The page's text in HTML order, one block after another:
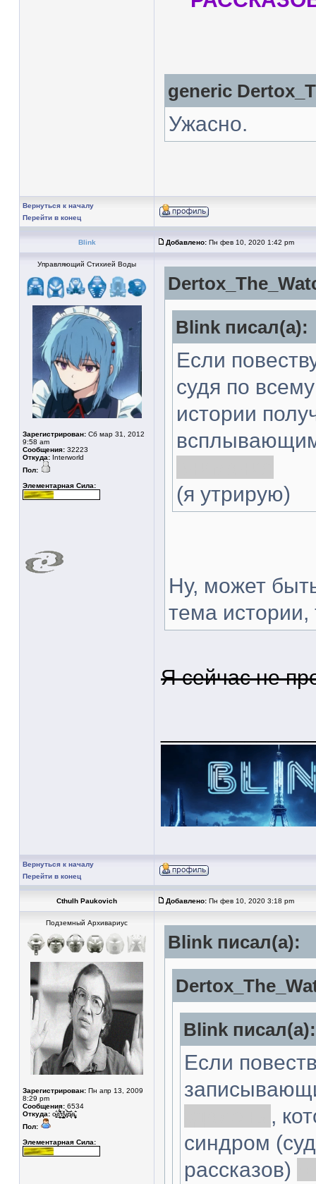
generic
Ужасно.
Вернуться к началу
Перейти в конец
Blink Добавлено: Пн фев 10, 2020 1:42 pm
Управляющий Стихией Воды
Зарегистрирован: Сб мар 31, 2012
9:58 am
Сообщения: 32223
Откуда: Interworld
Пол:
Элементарная Сила:
Blink писал(а):
Если
судя по
истории
(я утрирую)
Ну, может
тема истории,
Я сейчас не
Вернуться к началу
Перейти в конец
Cthulh Paukovich Добавлено: Пн фев 10, 2020 3:18 pm
Подземный Архивариус
Зарегистрирован: Пн апр 13, 2009
8:29 pm
Сообщения: 6534
Откуда: о̴̥̳̂т̸̥͎̲̮̖̽́̈́͆т̸̛̛͇͙͓̼̠̐у̷͓̾̀͝͝͝д̷̘̈а̵̧̩͓̬͚̊̄͘
Пол:
Элементарная Сила:
Blink писал(а):
Blink писал(а):
Если
,
синдром
рассказов)